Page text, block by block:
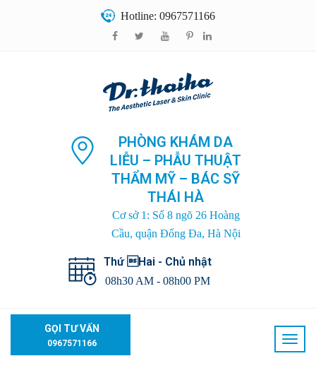
Hotline: 0967571166
PHÒNG KHÁM DA
LIỄU – PHẪU THUẬT
THẨM MỸ – BÁC SỸ
THÁI HÀ
Cơ sở 1: Số 8 ngõ 26 Hoàng
Cầu, quận Đống Đa, Hà Nội
Thứ Hai - Chủ nhật
08h30 AM - 08h00 PM
GỌI TƯ VẤN
0967571166